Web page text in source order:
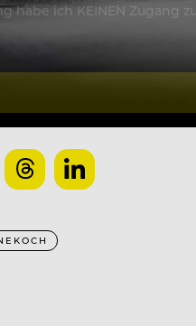
habe ich KEINEN Zugang